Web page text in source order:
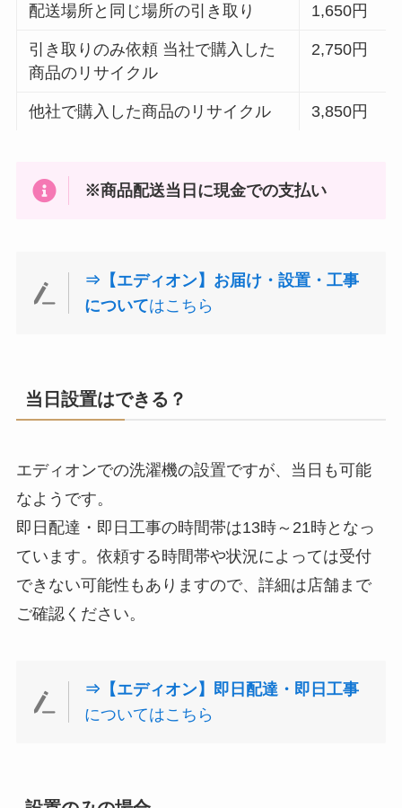
配送場所と同じ場所の引き取り 1,650円
引き取りのみ依頼 当社で購入した
商品のリサイクル
2,750円
他社で購入した商品のリサイクル 3,850円
※商品配送当日に現金での支払い
⇒【エディオン】お届け・設置・工事
についてはこちら
当日設置はできる？
エディオンでの洗濯機の設置ですが、当日も可能
なようです。
即日配達・即日工事の時間帯は13時～21時となっ
ています。依頼する時間帯や状況によっては受付
できない可能性もありますので、詳細は店舗まで
ご確認ください。
⇒【エディオン】即日配達・即日工事
についてはこちら